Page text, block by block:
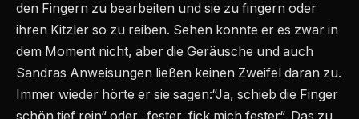
den Fingern zu bearbeiten und sie zu fingern oder
ihren Kitzler so zu reiben. Sehen konnte er es zwar in
dem Moment nicht, aber die Geräusche und auch
Sandras Anweisungen ließen keinen Zweifel daran zu.
Immer wieder hörte er sie sagen:“Ja, schieb die Finger